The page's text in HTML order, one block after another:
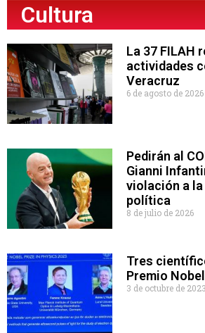
Cultura
La 37 FILAH
actividades
Veracruz
6 de agosto de 2026
Pedirán al
Gianni
violación a
política
8 de julio de 2026
Tres
Premio
3 de octubre de 2023